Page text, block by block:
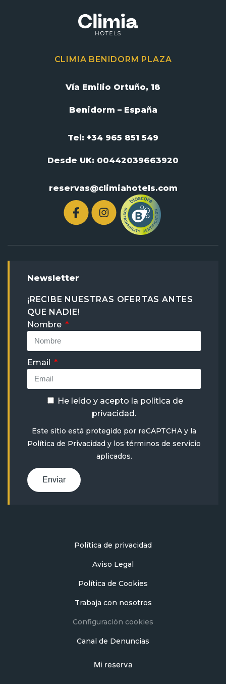
CLIMIA BENIDORM PLAZA
Vía Emilio Ortuño, 18
Benidorm – España
Tel: +34 965 851 549
Desde UK: 00442039663920
reservas@climiahotels.com
Newsletter
¡RECIBE NUESTRAS OFERTAS ANTES
QUE NADIE!
Nombre
Email
He leído y acepto la política de
privacidad.
Este sitio está protegido por reCAPTCHA y la
Política de Privacidad y los términos de servicio
aplicados.
Enviar
Política de privacidad
Aviso Legal
Política de Cookies
Trabaja con nosotros
Configuración cookies
Canal de Denuncias
Mi reserva